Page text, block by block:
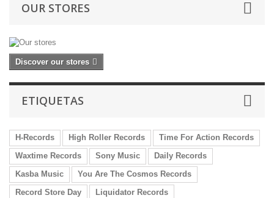
OUR STORES
Discover our stores
ETIQUETAS
H-Records High Roller Records
Time For Action Records
Waxtime Records
Sony Music
Daily Records
Kasba Music
You Are The Cosmos Records
Record Store Day
Liquidator Records